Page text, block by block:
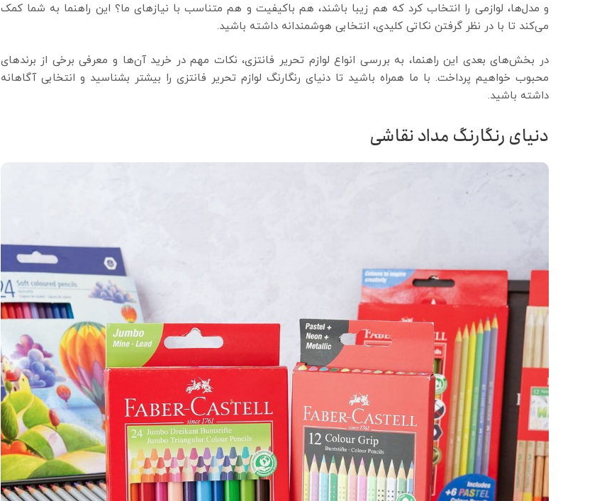
و مدل‌ها، لوازمی را انتخاب کرد که هم زیبا باشند، هم باکیفیت و هم متناسب با نیازهای ما؟ این راهنما به شما کمک
می‌کند تا با در نظر گرفتن نکاتی کلیدی، انتخابی هوشمندانه داشته باشید.
در بخش‌های بعدی این راهنما، به بررسی انواع لوازم تحریر فانتزی، نکات مهم در خرید آن‌ها و معرفی برخی از برندهای
محبوب خواهیم پرداخت. با ما همراه باشید تا دنیای رنگارنگ لوازم تحریر فانتزی را بیشتر بشناسید و انتخابی آگاهانه
داشته باشید.
دنیای رنگارنگ مداد نقاشی